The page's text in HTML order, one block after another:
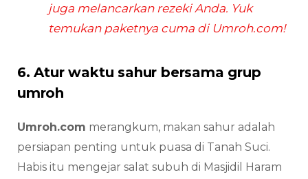
juga melancarkan rezeki Anda. Yuk
temukan paketnya cuma di Umroh.com!
6. Atur waktu sahur bersama grup
umroh
Umroh.com merangkum, makan sahur adalah
persiapan penting untuk puasa di Tanah Suci.
Habis itu mengejar salat subuh di Masjidil Haram